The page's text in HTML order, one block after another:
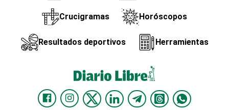
Crucigramas Horóscopos
Resultados deportivos Herramientas